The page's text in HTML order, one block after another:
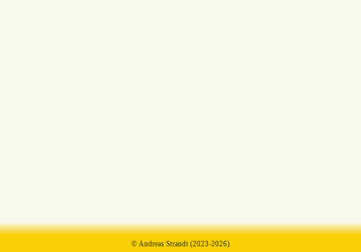
© Andreas Strandt (2023-2026)